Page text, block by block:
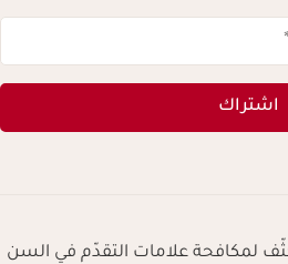
*
اشتراك
لمكافحة علامات التقدّم في السن